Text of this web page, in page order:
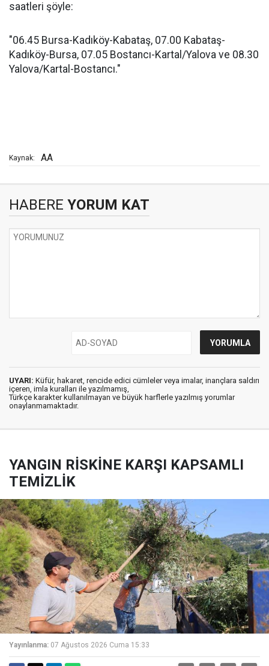
saatleri şöyle:
"06.45 Bursa-Kadıköy-Kabataş, 07.00 Kabataş-
Kadıköy-Bursa, 07.05 Bostancı-Kartal/Yalova ve 08.30
Yalova/Kartal-Bostancı."
Kaynak: AA
HABERE YORUM KAT
UYARI: Küfür, hakaret, rencide edici cümleler veya imalar, inançlara saldırı
içeren, imla kuralları ile yazılmamış,
Türkçe karakter kullanılmayan ve büyük harflerle yazılmış yorumlar
onaylanmamaktadır.
YANGIN RİSKİNE KARŞI KAPSAMLI
TEMİZLİK
Yayınlanma: 07 Ağustos 2026 Cuma 15:33